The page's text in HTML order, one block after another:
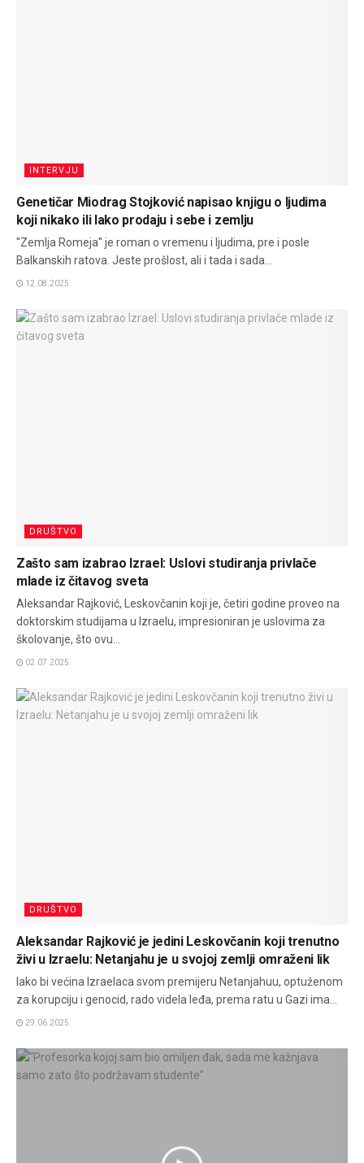
INTERVJU
Genetičar Miodrag Stojković napisao knjigu o ljudima
koji nikako ili lako prodaju i sebe i zemlju
''Zemlja Romeja'' je roman o vremenu i ljudima, pre i posle
Balkanskih ratova. Jeste prošlost, ali i tada i sada...
12.08.2025.
DRUŠTVO
Zašto sam izabrao Izrael: Uslovi studiranja privlače
mlade iz čitavog sveta
Aleksandar Rajković, Leskovčanin koji je, četiri godine proveo na
doktorskim studijama u Izraelu, impresioniran je uslovima za
školovanje, što ovu...
02.07.2025.
DRUŠTVO
Aleksandar Rajković je jedini Leskovčanin koji trenutno
živi u Izraelu: Netanjahu je u svojoj zemlji omraženi lik
Iako bi većina Izraelaca svom premijeru Netanjahuu, optuženom
za korupciju i genocid, rado videla leđa, prema ratu u Gazi ima...
29.06.2025.